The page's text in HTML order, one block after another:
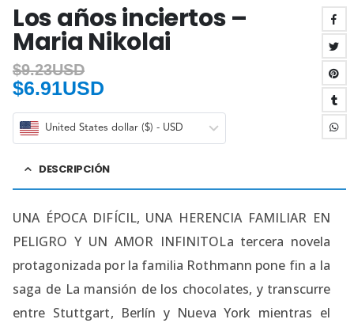
Los años inciertos –
Maria Nikolai
$9.23USD
$6.91USD
United States dollar ($) - USD
DESCRIPCIÓN
UNA ÉPOCA DIFÍCIL, UNA HERENCIA FAMILIAR EN
PELIGRO Y UN AMOR INFINITOLa tercera novela
protagonizada por la familia Rothmann pone fin a la
saga de La mansión de los chocolates, y transcurre
entre Stuttgart, Berlín y Nueva York mientras el